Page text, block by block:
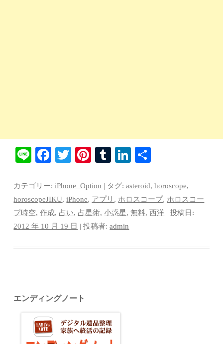
Li
Fa
bo
ok
T
tte
r
Pi
er
es
t
T
m
bl
r
Li
ed
In
カテゴリー:iPhone_Option | タグ:asteroid,horoscope,
horoscopeJIKU,iPhone, アプリ , ホロスコープ, ホロスコー
プ時空,作成, 占い, 占星術,小惑星,無料,西洋 | 投稿日:
2012 年 10 月 19 日 |投稿者:admin
エンディングノート